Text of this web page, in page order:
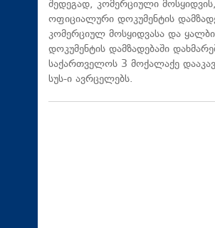
შედეგად, კომერციული
ოფიციალური დოკუმენტის
კომერციულ მოსყიდვასა და
დოკუმენტის დამზადებაში
საქართველოს 3 მოქალაქე
სუს-ი ავრცელებს.